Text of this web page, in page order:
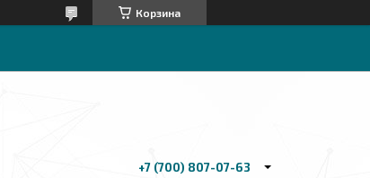
Корзина
+7 (700) 807-07-63